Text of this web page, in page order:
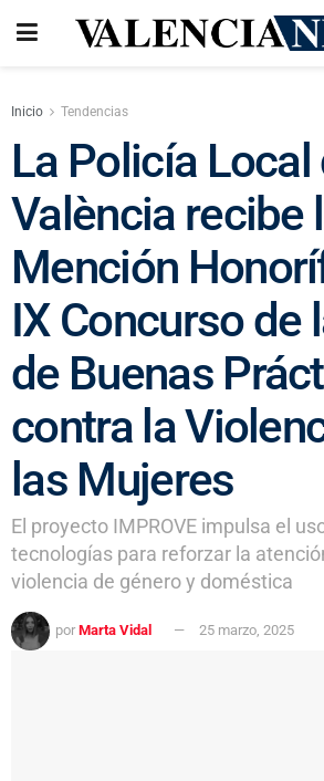
Inicio Tendencias
La Policía Local
València recibe
Mención
IX Concurso de
de Buenas
contra la
las Mujeres
El proyecto IMPROVE impulsa el
tecnologías para reforzar la
violencia de género y doméstica
por Marta Vidal 25 marzo, 2025